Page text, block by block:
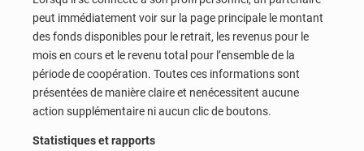
peut immédiatement voir sur la page principale le montant
des fonds disponibles pour le retrait, les revenus pour le
mois en cours et le revenu total pour l’ensemble de la
période de coopération. Toutes ces informations sont
présentées de manière claire et nenécessitent aucune
action supplémentaire ni aucun clic de boutons.
Statistiques et rapports